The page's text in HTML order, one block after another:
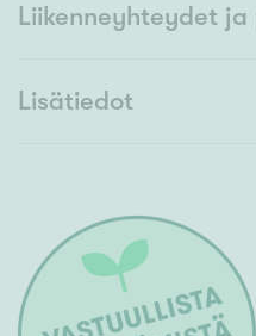
Liikenneyhteydet
Lisätiedot